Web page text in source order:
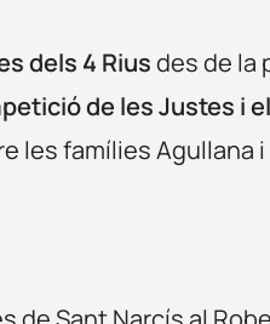
dels 4 Riusdes de la
de les Justes i
les famílies Agullana